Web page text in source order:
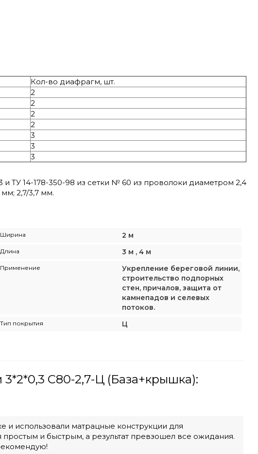
Кол-во диафрагм, шт.
2
2
2
2
3
3
3
ТУ 14-178-350-98 из сетки № 60 из проволоки диаметром 2,4
2,7/3,7 мм.
Ширина 2 м
Длина 3 м , 4 м
Применение
Укрепление береговой линии,
строительство подпорных
стен, причалов, защита от
камнепадов и селевых
потоков.
Тип покрытия Ц
С80-2,7-Ц (База+крышка):
использовали матрацные конструкции для
и быстрым, а результат превзошел все ожидания.